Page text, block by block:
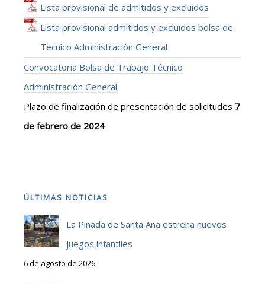
Lista provisional de admitidos y excluidos
Lista provisional admitidos y excluidos bolsa de
Técnico Administración General
Convocatoria Bolsa de Trabajo Técnico
Administración General
Plazo de finalización de presentación de solicitudes 7
de febrero de 2024
ÚLTIMAS NOTICIAS
La Pinada de Santa Ana estrena nuevos
juegos infantiles
6 de agosto de 2026